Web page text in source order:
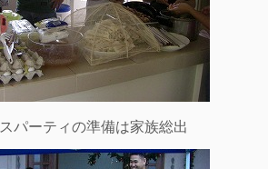
パーティの準備は家族総出